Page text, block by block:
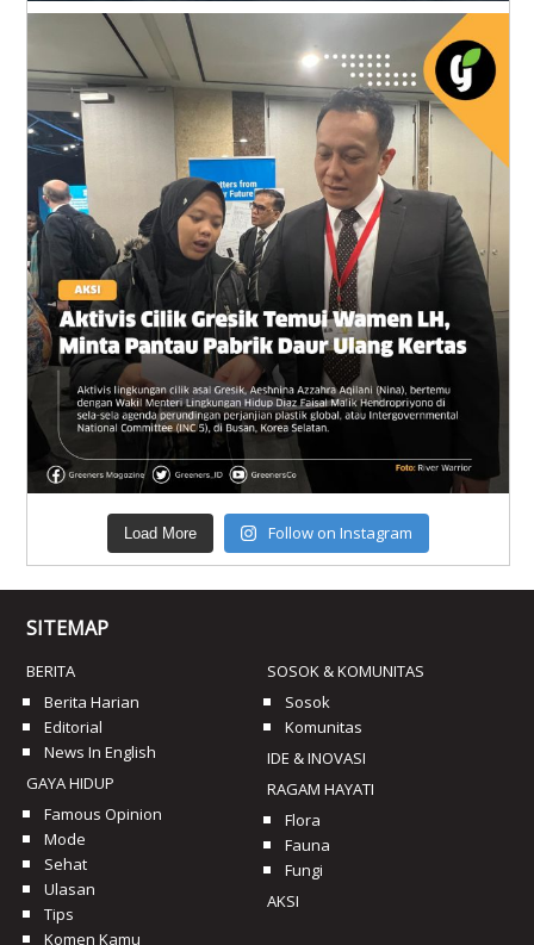
Load More Follow on Instagram
SITEMAP
BERITA
Berita Harian
Editorial
News In English
GAYA HIDUP
Famous Opinion
Mode
Sehat
Ulasan
Tips
Komen Kamu
SOSOK & KOMUNITAS
Sosok
Komunitas
IDE & INOVASI
RAGAM HAYATI
Flora
Fauna
Fungi
AKSI